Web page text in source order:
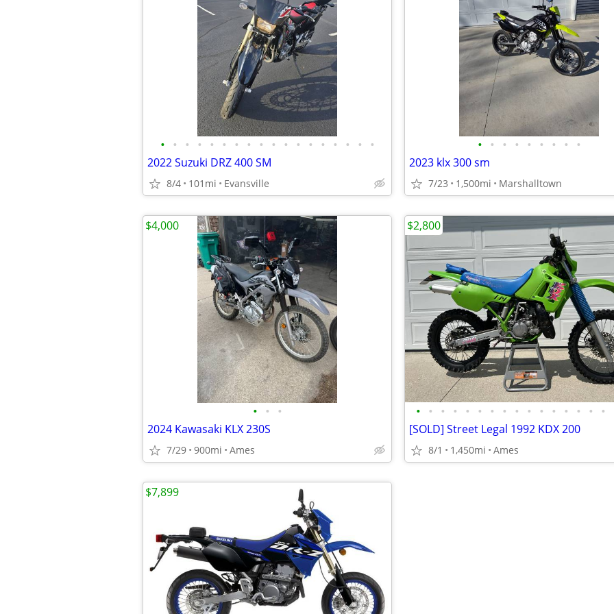
• • • • • • • • • • • • • • • • • •
2022 Suzuki DRZ 400 SM
8/4 101mi Evansville
• • • • • • • • •
2023 klx 300 sm
7/23 1,500mi Marshalltown
• • •
2024 Kawasaki KLX 230S
7/29 900mi Ames
$4,000
• • • • • • • • • • • • • • • •
[SOLD] Street Legal 1992 KDX 200
8/1 1,450mi Ames
$2,800
$7,899